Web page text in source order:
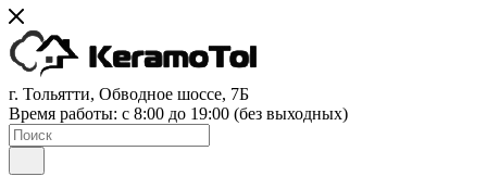
г. Тольятти, Обводное шоссе, 7Б
Время работы: c 8:00 до 19:00 (без выходных)